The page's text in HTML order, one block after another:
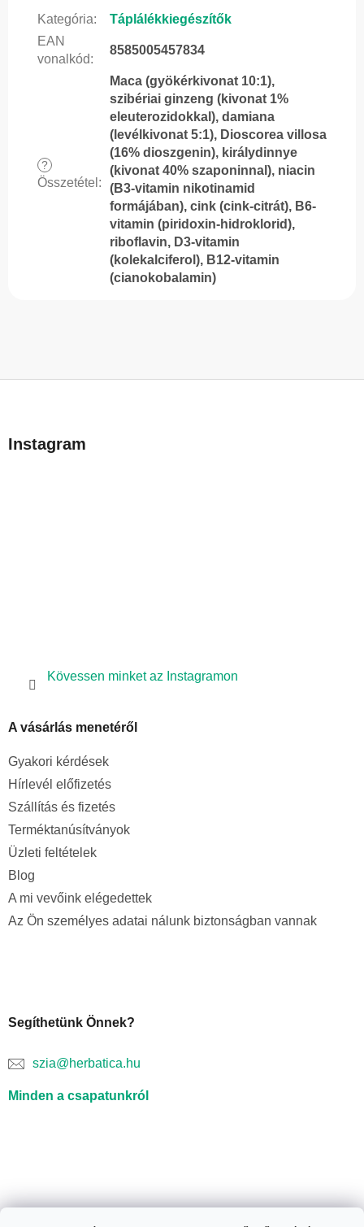
Kategória:
Táplálékkiegészítők
EAN
vonalkód:
8585005457834
?
Összetétel :
Maca (gyökérkivonat 10:1),
szibériai ginzeng (kivonat 1%
eleuterozidokkal), damiana
(levélkivonat 5:1), Dioscorea villosa
(16% dioszgenin), királydinnye
(kivonat 40% szaponinnal), niacin
(B3-vitamin nikotinamid
formájában), cink (cink-citrát), B6-
vitamin (piridoxin-hidroklorid),
riboflavin, D3-vitamin
(kolekalciferol), B12-vitamin
(cianokobalamin)
Instagram
Kövessen minket az Instagramon
A vásárlás menetéről
Gyakori kérdések
Hírlevél előfizetés
Szállítás és fizetés
Terméktanúsítványok
Üzleti feltételek
Blog
A mi vevőink elégedettek
Az Ön személyes adatai nálunk biztonságban vannak
Segíthetünk Önnek?
szia@herbatica.hu
Minden a csapatunkról